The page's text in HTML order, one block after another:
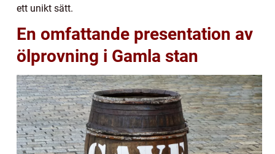
ett unikt sätt.
En omfattande presentation av
ölprovning i Gamla stan